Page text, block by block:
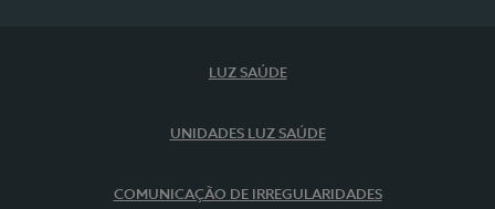
LUZ SAÚDE
UNIDADES LUZ SAÚDE
COMUNICAÇÃO DE IRREGULARIDADES